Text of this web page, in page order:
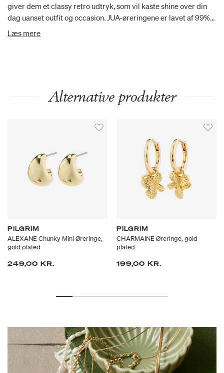
giver dem et classy retro udtryk, som vil kaste shine over din
dag uanset outfit og occasion. JUA-øreringene er lavet af 99%
recycled materiale med omtanke for miljøet.
Læs mere
Alternative produkter
PILGRIM
ALEXANE Chunky Mini Øreringe,
gold plated
249,00 KR.
PILGRIM
CHARMAINE Øreringe, gold
plated
199,00 KR.